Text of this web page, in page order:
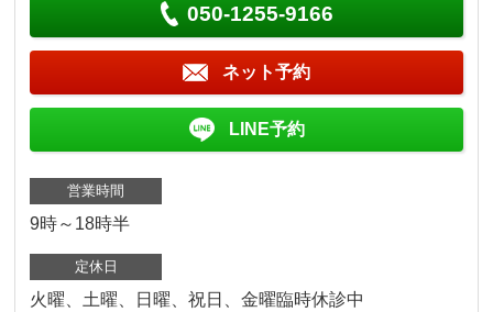
050-1255-9166
ネット予約
LINE予約
営業時間
9時～18時半
定休日
火曜、土曜、日曜、祝日、金曜臨時休診中